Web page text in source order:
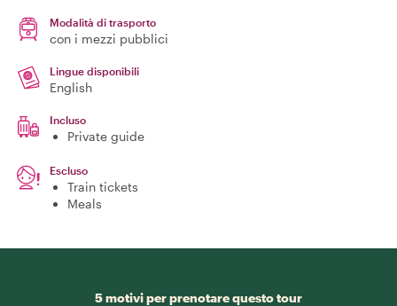
Modalità di trasporto
con i mezzi pubblici
Lingue disponibili
English
Incluso
Private guide
Escluso
Train tickets
Meals
5 motivi per prenotare questo tour